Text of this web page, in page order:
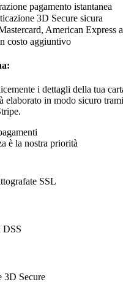
pagamento istantanea
3D Secure sicura
American Express
costo aggiuntivo
i dettagli della tua
elaborato in modo sicuro
è la nostra priorità
SSL
DSS
3D Secure